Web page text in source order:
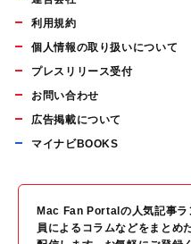
利用規約
個人情報の取り扱いについて
プレスリリース受付
お問い合わせ
広告掲載について
マイナビBOOKS
Mac Fan Portalの人気記事ラ
員によるコラムなどをまとめ